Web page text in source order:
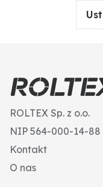
Mocowanie L/d/R
Szerokość pasa
Wymiar kołnierza
Typ: B
Otwór mocujący-Ø /
Prąd ładowania (A):
ROLTEX Sp. z o.o.
NIP 564-000-14-88
Kontakt
O nas